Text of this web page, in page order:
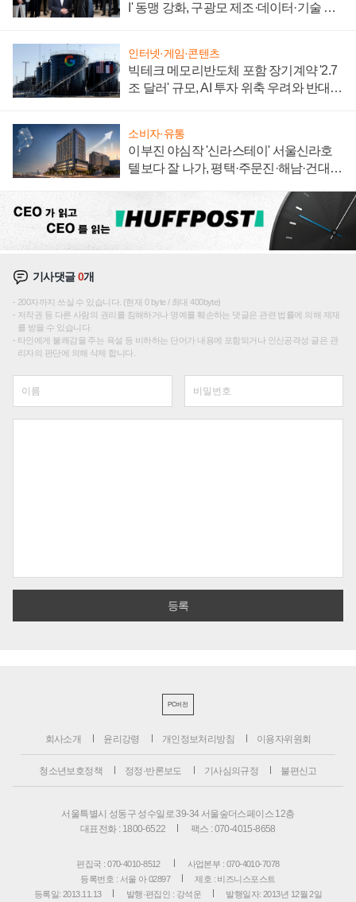
I' 동맹 강화, 구광모 제조·데이터·기술 결
인터넷·게임·콘텐츠
빅테크 메모리반도체 포함 장기계약 '2.7
조 달러' 규모, AI 투자 위축 우려와 반대
소비자·유통
이부진 야심작 '신라스테이' 서울신라호
텔보다 잘 나가, 평택·주문진·해남·건대로
기사댓글0개
200자까지 쓰실 수 있습니다. (현재 0 byte / 최대 400byte)
저작권 등 다른 사람의 권리를 침해하거나 명예를 훼손하는 댓글은 관련 법률에 의해 제재
를 받을 수 있습니다.
타인에게 불쾌감을 주는 욕설 등 비하하는 단어가 내용에 포함되거나 인신공격성 글은 관
리자의 판단에 의해 삭제 합니다.
PC버전
회사소개 윤리강령 개인정보처리방침 이용자위원회
청소년보호정책 정정·반론보도 기사심의규정 불편신고
서울특별시 성동구 성수일로 39-34 서울숲더스페이스 12층
대표전화 : 1800-6522
팩스 : 070-4015-8658
편집국 : 070-4010-8512
사업본부 : 070-4010-7078
등록번호 : 서울 아 02897
제호 : 비즈니스포스트
등록일: 2013.11.13
발행·편집인 : 강석운 발행일자: 2013년 12월 2일